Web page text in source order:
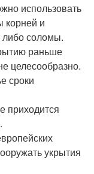
использовать
корней и
либо соломы.
раньше
целесообразно.
сроки
приходится
укрытия